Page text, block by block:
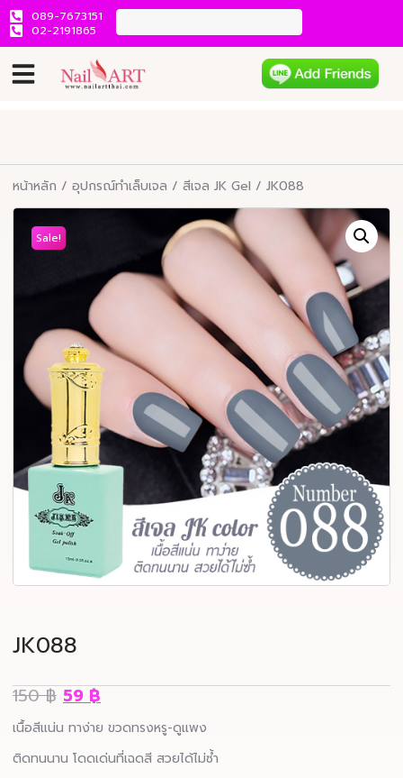
089-7673151
02-2191865
หน้าหลัก / อุปกรณ์ทำเล็บเจล / สีเจล JK Gel / JK088
Sale!
JK088
150฿ 59฿
เนื้อสีแน่น ทาง่าย ขวดทรงหรู-ดูแพง
ติดทนนาน โดดเด่นที่เฉดสี สวยได้ไม่ซ้ำ